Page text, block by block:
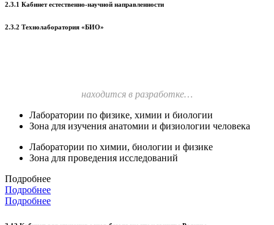
2.3.1 Кабинет естественно-научной направленности
2.3.2 Технолаборатория «БИО»
находится в разработке…
Лаборатории по физике, химии и биологии
Зона для изучения анатомии и физиологии человека
Лаборатории по химии, биологии и физике
Зона для проведения исследований
Подробнее
Подробнее
Подробнее